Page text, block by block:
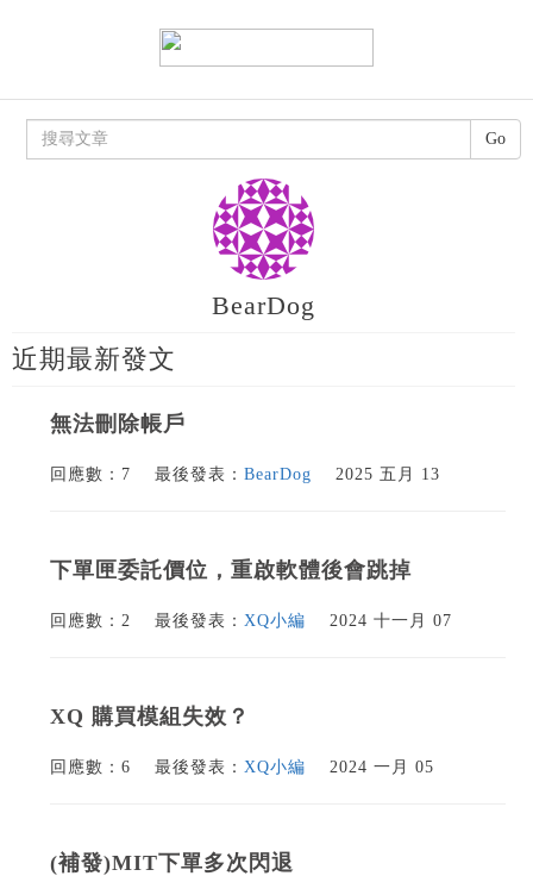
BearDog
近期最新發文
無法刪除帳戶
回應數：7 最後發表： BearDog 2025 五月 13
下單匣委託價位，重啟軟體後會跳掉
回應數：2 最後發表： XQ小編 2024 十一月 07
XQ 購買模組失效？
回應數：6 最後發表： XQ小編 2024 一月 05
(補發)MIT下單多次閃退
Go